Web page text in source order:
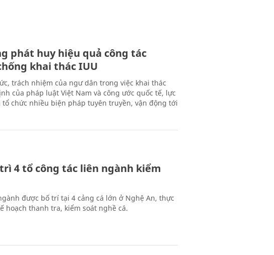
phát huy hiệu quả công tác
khai thác IUU
trách nhiệm của ngư dân trong việc khai thác
của pháp luật Việt Nam và công ước quốc tế, lực
chức nhiều biện pháp tuyên truyền, vận động tới
4 tổ công tác liên ngành kiểm
được bố trí tại 4 cảng cá lớn ở Nghệ An, thực
hoạch thanh tra, kiểm soát nghề cá.